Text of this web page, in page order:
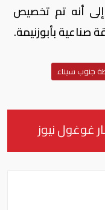
إلى أنه تم تخصيص
جنوب سيناء
غوغول نيوز